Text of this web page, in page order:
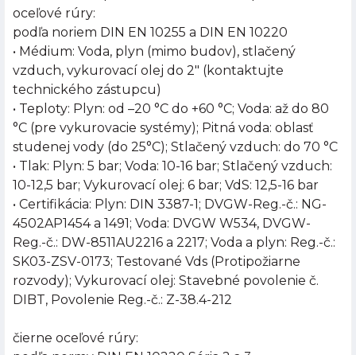
oceľové rúry:
podľa noriem DIN EN 10255 a DIN EN 10220
• Médium: Voda, plyn (mimo budov), stlačený
vzduch, vykurovací olej do 2" (kontaktujte
technického zástupcu)
• Teploty: Plyn: od –20 °C do +60 °C; Voda: až do 80
°C (pre vykurovacie systémy); Pitná voda: oblasť
studenej vody (do 25°C); Stlačený vzduch: do 70 °C
• Tlak: Plyn: 5 bar; Voda: 10-16 bar; Stlačený vzduch:
10-12,5 bar; Vykurovací olej: 6 bar; VdS: 12,5-16 bar
• Certifikácia: Plyn: DIN 3387-1; DVGW-Reg.-č.: NG-
4502AP1454 a 1491; Voda: DVGW W534, DVGW-
Reg.-č.: DW-8511AU2216 a 2217; Voda a plyn: Reg.-č.:
SK03-ZSV-0173; Testované Vds (Protipožiarne
rozvody); Vykurovací olej: Stavebné povolenie č.
DIBT, Povolenie Reg.-č.: Z-38.4-212
čierne oceľové rúry: